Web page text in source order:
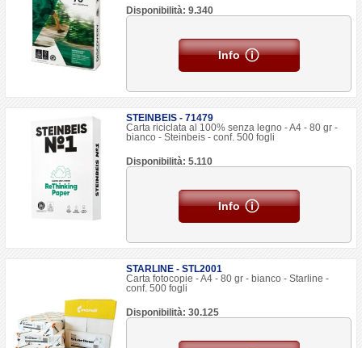
Disponibilità: 9.340
Info
STEINBEIS - 71479
Carta riciclata al 100% senza legno - A4 - 80 gr -
bianco - Steinbeis - conf. 500 fogli
Disponibilità: 5.110
Info
STARLINE - STL2001
Carta fotocopie - A4 - 80 gr - bianco - Starline -
conf. 500 fogli
Disponibilità: 30.125